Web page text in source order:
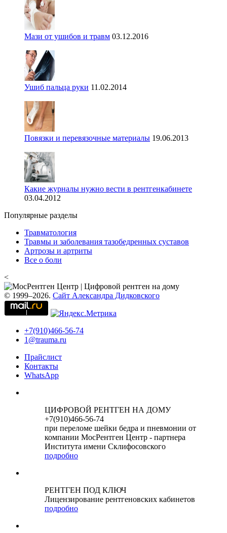
Мази от ушибов и травм 03.12.2016
Ушиб пальца руки 11.02.2014
Повязки и перевязочные материалы 19.06.2013
Какие журналы нужно вести в рентгенкабинете
03.04.2012
Популярные разделы
Травматология
Травмы и заболевания тазобедренных суставов
Артрозы и артриты
Все о боли
<
© 1999–2026. Сайт Александра Дидковского
+7(910)466-56-74
1@trauma.ru
Прайслист
Контакты
WhatsApp
ЦИФРОВОЙ РЕНТГЕН НА ДОМУ
+7(910)466-56-74
при переломе шейки бедра и пневмонии от
компании МосРентген Центр - партнера
Института имени Склифосовского
подробно
РЕНТГЕН ПОД КЛЮЧ
Лицензирование рентгеновских кабинетов
подробно